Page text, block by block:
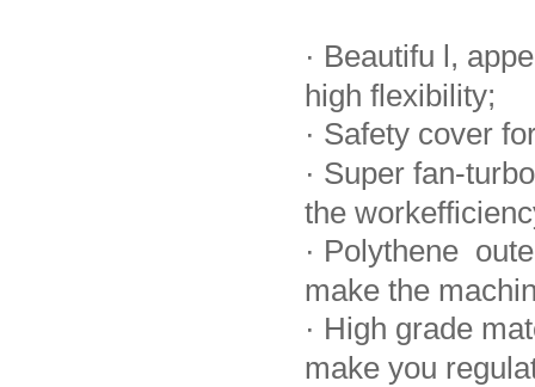
· Beautifu l,
high flexibility;
· Safety cover
· Super fan-
the
· Polythene
make the
· High grade
make you